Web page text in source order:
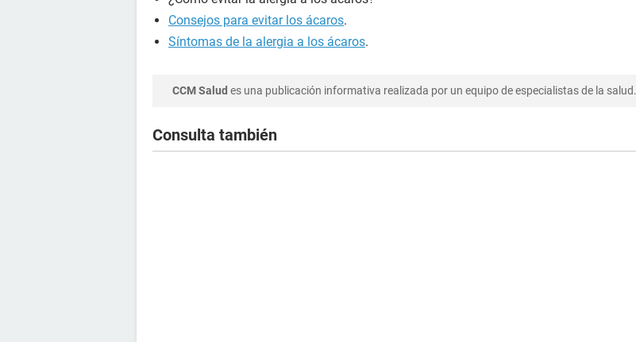
Consejos para evitar los ácaros.
Síntomas de la alergia a los ácaros.
CCM Salud es una publicación informativa realizada por un equipo de especialistas de la salud.
Consulta también